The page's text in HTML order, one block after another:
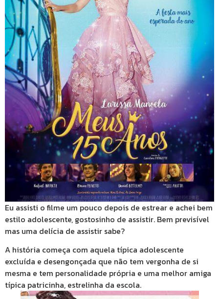
Eu assisti o filme um pouco depois de estrear e achei bem
estilo adolescente, gostosinho de assistir. Bem previsível
mas uma delícia de assistir sabe?
A história começa com aquela típica adolescente
excluída e desengonçada que não tem vergonha de si
mesma e tem personalidade própria e uma melhor amiga
típica patricinha, estrelinha da escola.